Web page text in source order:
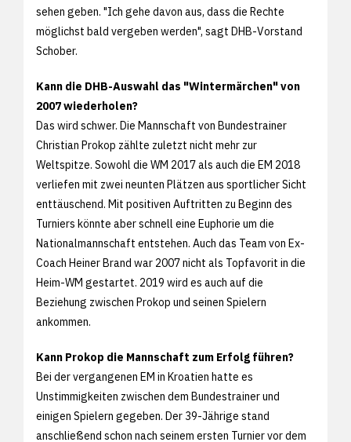
sehen geben. "Ich gehe davon aus, dass die Rechte
möglichst bald vergeben werden", sagt DHB-Vorstand
Schober.
Kann die DHB-Auswahl das "Wintermärchen" von
2007 wiederholen?
Das wird schwer. Die Mannschaft von Bundestrainer
Christian Prokop zählte zuletzt nicht mehr zur
Weltspitze. Sowohl die WM 2017 als auch die EM 2018
verliefen mit zwei neunten Plätzen aus sportlicher Sicht
enttäuschend. Mit positiven Auftritten zu Beginn des
Turniers könnte aber schnell eine Euphorie um die
Nationalmannschaft entstehen. Auch das Team von Ex-
Coach Heiner Brand war 2007 nicht als Topfavorit in die
Heim-WM gestartet. 2019 wird es auch auf die
Beziehung zwischen Prokop und seinen Spielern
ankommen.
Kann Prokop die Mannschaft zum Erfolg führen?
Bei der vergangenen EM in Kroatien hatte es
Unstimmigkeiten zwischen dem Bundestrainer und
einigen Spielern gegeben. Der 39-Jährige stand
anschließend schon nach seinem ersten Turnier vor dem